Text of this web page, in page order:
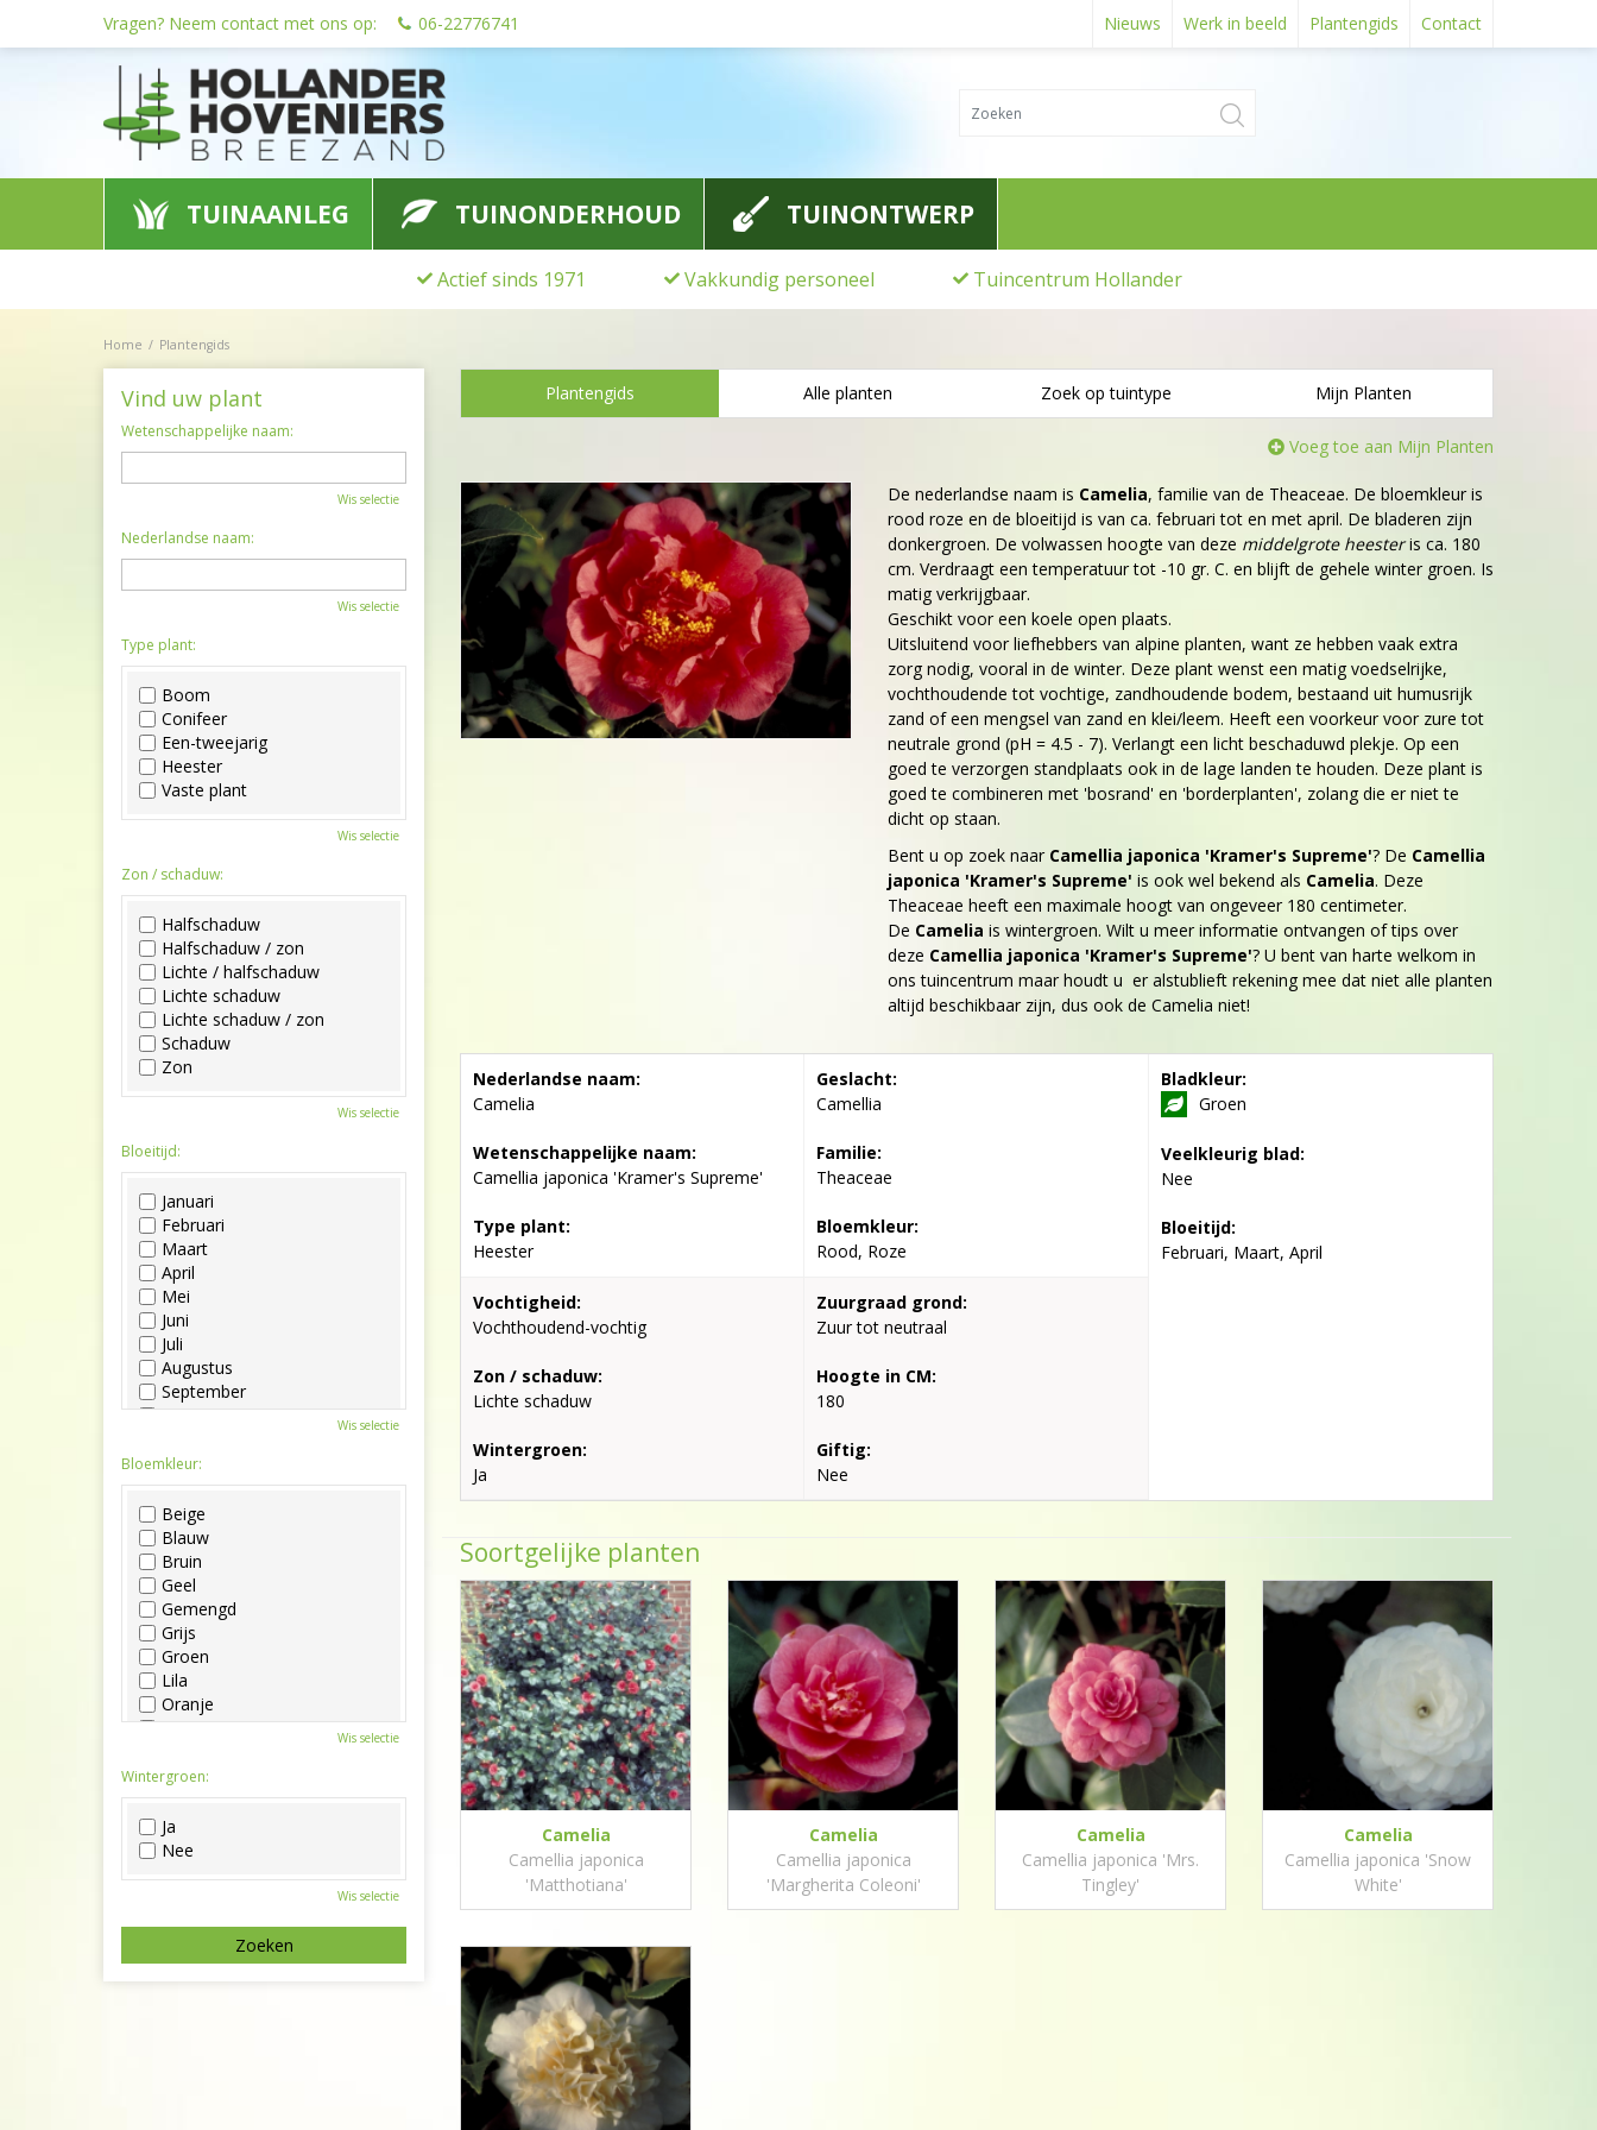
Home Plantengids
Vragen? Neem contact met ons op: 06-22776741 Nieuws Werk in beeld Plantengids Contact
TUINAANLEG TUINONDERHOUD TUINONTWERP
Actief sinds 1971 Vakkundig personeel Tuincentrum Hollander
Plantengids Alle planten Zoek op tuintype Mijn Planten
Voeg toe aan Mijn Planten
De nederlandse naam is Camelia, familie van de Theaceae. De bloemkleur is
rood roze en de bloeitijd is van ca. februari tot en met april. De bladeren zijn
donkergroen. De volwassen hoogte van deze middelgrote heesteris ca. 180
cm. Verdraagt een temperatuur tot -10 gr. C. en blijft de gehele winter groen. Is
matig verkrijgbaar.
Geschikt voor een koele open plaats.
Uitsluitend voor liefhebbers van alpine planten, want ze hebben vaak extra
zorg nodig, vooral in de winter. Deze plant wenst een matig voedselrijke,
vochthoudende tot vochtige, zandhoudende bodem, bestaand uit humusrijk
zand of een mengsel van zand en klei/leem. Heeft een voorkeur voor zure tot
neutrale grond (pH = 4.5 - 7). Verlangt een licht beschaduwd plekje. Op een
goed te verzorgen standplaats ook in de lage landen te houden. Deze plant is
goed te combineren met 'bosrand' en 'borderplanten', zolang die er niet te
dicht op staan.
Bent u op zoek naar Camellia japonica 'Kramer's Supreme'? De Camellia
japonica 'Kramer's Supreme' is ook wel bekend als Camelia. Deze
Theaceae heeft een maximale hoogt van ongeveer 180 centimeter.
De Camelia is wintergroen. Wilt u meer informatie ontvangen of tips over
deze Camellia japonica 'Kramer's Supreme'? U bent van harte welkom in
ons tuincentrum maar houdt u er alstublieft rekening mee dat niet alle planten
altijd beschikbaar zijn, dus ook de Camelia niet!
Nederlandse naam:
Camelia
Wetenschappelijke naam:
Camellia japonica 'Kramer's Supreme'
Type plant:
Heester
Geslacht:
Camellia
Familie:
Theaceae
Bloemkleur:
Rood, Roze
Bladkleur:
Groen
Veelkleurig blad:
Nee
Bloeitijd:
Februari, Maart, April
Vochtigheid:
Vochthoudend-vochtig
Zon / schaduw:
Lichte schaduw
Wintergroen:
Ja
Zuurgraad grond:
Zuur tot neutraal
Hoogte in CM:
180
Giftig:
Nee
Soortgelijke planten
Camelia
Camellia japonica
'Matthotiana'
Camelia
Camellia japonica
'Margherita Coleoni'
Camelia
Camellia japonica 'Mrs.
Tingley'
Camelia
Camellia japonica 'Snow
White'
Vind uw plant
Wetenschappelijke naam:
Wis selectie
Nederlandse naam:
Wis selectie
Type plant:
Boom
Conifeer
Een-tweejarig
Heester
Vaste plant
Wis selectie
Zon / schaduw:
Halfschaduw
Halfschaduw / zon
Lichte / halfschaduw
Lichte schaduw
Lichte schaduw / zon
Schaduw
Zon
Wis selectie
Bloeitijd:
Januari
Februari
Maart
April
Mei
Juni
Juli
Augustus
September
Oktober
December
Wis selectie
Bloemkleur:
Beige
Blauw
Bruin
Geel
Gemengd
Grijs
Groen
Lila
Oranje
Paars
Roze
Wit
Zwart
Wis selectie
Wintergroen:
Ja
Nee
Wis selectie